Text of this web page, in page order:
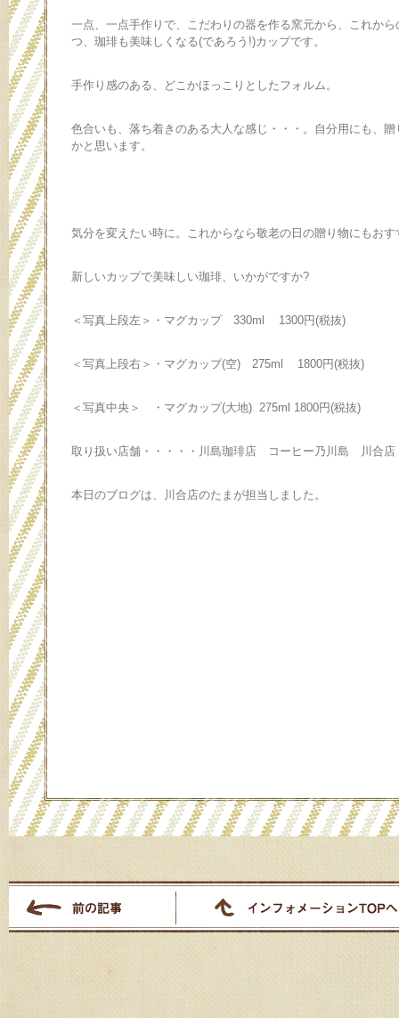
一点、一点手作りで、こだわりの器を作る窯元から、これか
つ、珈琲も美味しくなる(であろう!)カップです。
手作り感のある、どこかほっこりとしたフォルム。
色合いも、落ち着きのある大人な感じ・・・。自分用にも、
かと思います。
気分を変えたい時に。これからなら敬老の日の贈り物にもおす
新しいカップで美味しい珈琲、いかがですか?
＜写真上段左＞・マグカップ 330ml 1300円(税抜)
＜写真上段右＞・マグカップ(空) 275ml 1800円(税抜)
＜写真中央＞ ・マグカップ(大地) 275ml 1800円(税抜)
取り扱い店舗・・・・・川島珈琲店 コーヒー乃川島 川合店
本日のブログは、川合店のたまが担当しました。